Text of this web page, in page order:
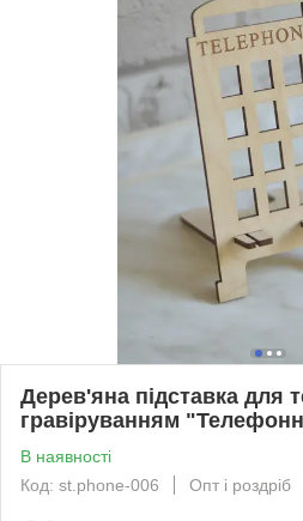
Дерев'яна підставка для
гравіруванням
В наявності
Код: st.phone-006
Опт і роздріб